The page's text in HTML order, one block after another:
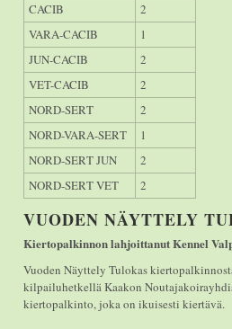
CACIB
2
VARA-CACIB
1
JUN-CACIB
2
VET-CACIB
2
NORD-SERT
2
NORD-VARA-SERT
1
NORD-SERT JUN
2
NORD-SERT VET
2
VUODEN NÄYTTELY
Kiertopalkinnon lahjoittanut Kennel
Vuoden Näyttely Tulokas
kilpailuhetkellä Kaakon
kiertopalkinto, joka on ikuisesti kiertävä.